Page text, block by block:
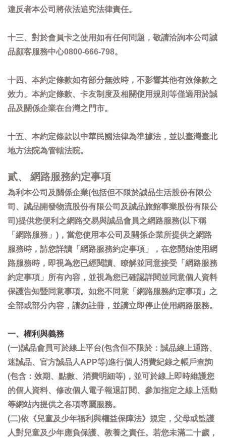
違反者本公司將依法追究法律責任。
十三、對於會員卡之使用如有任何問題，敬請洽詢本公司誠
品顧客服務中心0800-666-798。
十四、本約定條款如有部分無效時，不影響其他有效條款之
效力。本約定條款、卡友制度及相關使用規則等僅適用於誠
品及關係企業在台灣之門市。
十五、本約定條款以中華民國法律為準據法，並以臺灣臺北
地方法院為管轄法院。
貳、 網路服務約定事項
為利本公司及關係企業(包括但不限於誠品生活股份有限公
司、誠品開發物流股份有限公司及誠品旅館事業股份有限公
司)提供您便利之網路交易與誠品會員之網路服務(以下稱
「網路服務」)，當您使用本公司及關係企業所提供之網路
服務時，請您詳讀「網路服務約定事項」，在您開始使用網
路服務時，即視為您已經閱讀、瞭解並同意接受「網路服務
約定事項」所有內容，並視為您已確認詳閱並同意個人資料
保護告知暨同意事項。如您不同意「網路服務約定事項」之
全部或部分內容，請勿註冊，並請立即停止使用網路服務。
一、權利與義務
(一)誠品會員可於線上平台(包含但不限於：誠品線上通路、
迷誠品、官方誠品人APP等)進行個人消費紀錄之帳戶查詢
(包含：效期、點數、消費明細等)，並可於線上即時維護您
的個人資料、修改個人電子報退訂閱、參加指定之線上活動
等網站內提供之各項專屬服務。
(二)依《兒童及少年福利與權益保障法》規定，父母或監護
人對兒童及少年應負保護、教養之責任。若您未滿二十歲，